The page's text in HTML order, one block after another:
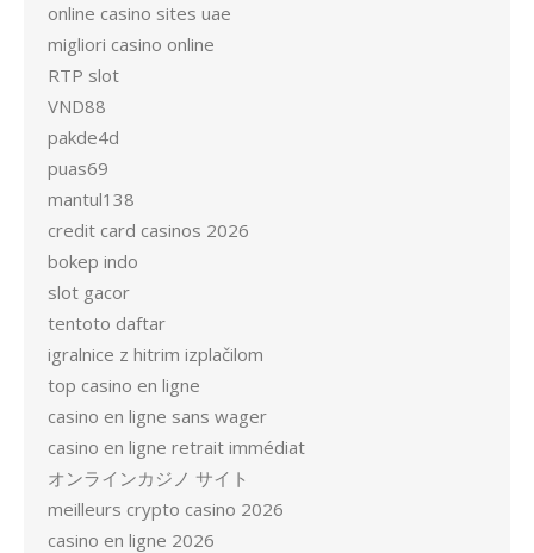
online casino sites uae
migliori casino online
RTP slot
VND88
pakde4d
puas69
mantul138
credit card casinos 2026
bokep indo
slot gacor
tentoto daftar
igralnice z hitrim izplačilom
top casino en ligne
casino en ligne sans wager
casino en ligne retrait immédiat
オンラインカジノ サイト
meilleurs crypto casino 2026
casino en ligne 2026